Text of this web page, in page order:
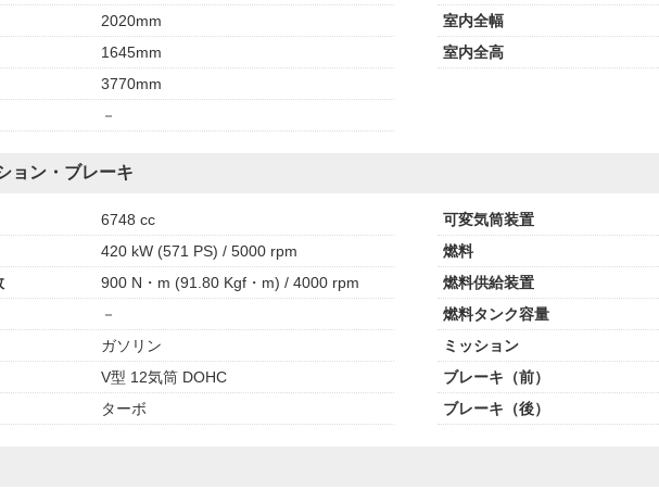
2020mm
1645mm
3770mm
－
室内全幅
室内全高
ョン・ブレーキ
6748 cc
420 kW (571 PS) / 5000 rpm
900 N・m (91.80 Kgf・m) / 4000 rpm
－
ガソリン
V型 12気筒 DOHC
ターボ
可変気筒装置
燃料
燃料供給装置
燃料タンク容量
ミッション
ブレーキ（前）
ブレーキ（後）